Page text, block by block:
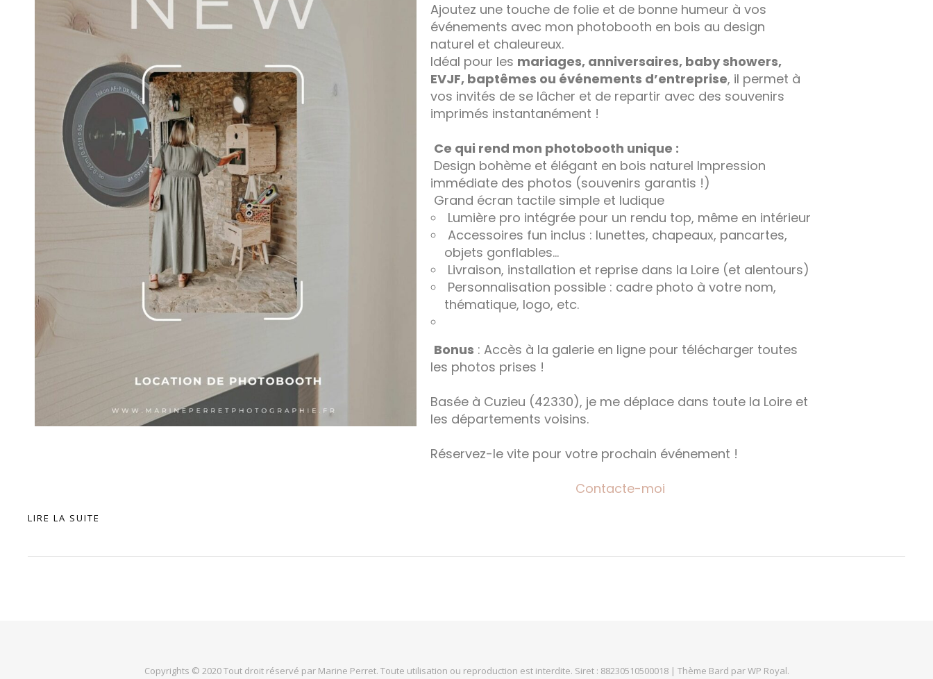
Ajoutez une touche de folie et de bonne humeur à vos
événements avec mon photobooth en bois au design
naturel et chaleureux.
Idéal pour les mariages, anniversaires, baby showers,
EVJF, baptêmes ou événements d’entreprise, il permet à
vos invités de se lâcher et de repartir avec des souvenirs
imprimés instantanément !
Ce qui rend mon photobooth unique :
Design bohème et élégant en bois naturel Impression
immédiate des photos (souvenirs garantis !)
Grand écran tactile simple et ludique
Lumière pro intégrée pour un rendu top, même en intérieur
Accessoires fun inclus : lunettes, chapeaux, pancartes,
objets gonflables…
Livraison, installation et reprise dans la Loire (et alentours)
Personnalisation possible : cadre photo à votre nom,
thématique, logo, etc.
Bonus : Accès à la galerie en ligne pour télécharger toutes
les photos prises !
Basée à Cuzieu (42330), je me déplace dans toute la Loire et
les départements voisins.
Réservez-le vite pour votre prochain événement !
Contacte-moi
LIRE LA SUITE
Copyrights © 2020 Tout droit réservé par Marine Perret. Toute utilisation ou reproduction est interdite. Siret : 88230510500018 | Thème Bard parWP Royal.